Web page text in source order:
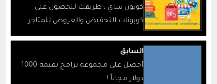
كوبون ساي ، طريقك للحصول على
كوبونات التخفيض والعروض للمتاجر
الإلكترونية
السابق
أحصل على مجموعة برامج بقيمة 1000
دولار مجاناً !